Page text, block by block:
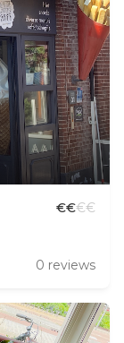
€€€€
0 reviews